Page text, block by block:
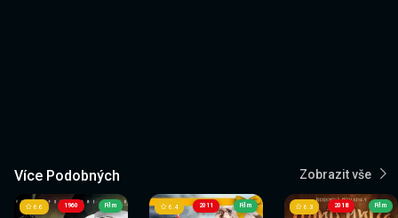
Více Podobných Zobrazit vše
1960
6.6 Film 2011
6.4 Film 2018
6.3 Film